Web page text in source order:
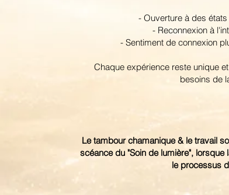
- Ouverture à des
- Reconnexion à
- Sentiment de connexion
Chaque expérience reste unique
besoins de
Le tambour chamanique & le travail
scéance du "Soin de lumière",
le processus